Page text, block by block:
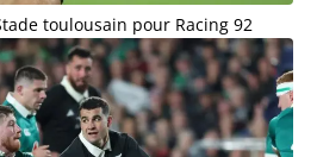
toulousain pour Racing 92